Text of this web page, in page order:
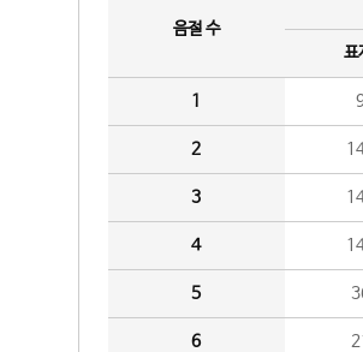
음절 수
표
1
2
3
4
5
6